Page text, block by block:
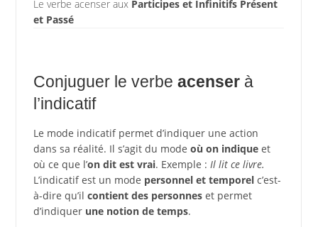
Le verbe acenser aux Participes et Infinitifs Présent
et Passé
Conjuguer le verbe acenserà
l’indicatif
Le mode indicatif permet d’indiquer une action
dans sa réalité. Il s’agit du mode où on indiqueet
où ce que l’on dit est vrai. Exemple : Il lit ce livre.
L’indicatif est un mode personnel et temporelc’est-
à-dire qu’il contient des personneset permet
d’indiquer une notion de temps.